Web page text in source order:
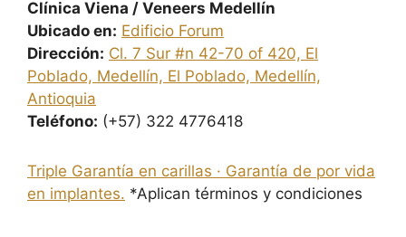
Clínica Viena / Veneers Medellín
Ubicado en: Edificio Forum
Dirección: Cl. 7 Sur #n 42-70 of 420, El
Poblado, Medellín, El Poblado, Medellín,
Antioquia
Teléfono: (+57) 322 4776418
Triple Garantía en carillas · Garantía de por vida
en implantes. *Aplican términos y condiciones